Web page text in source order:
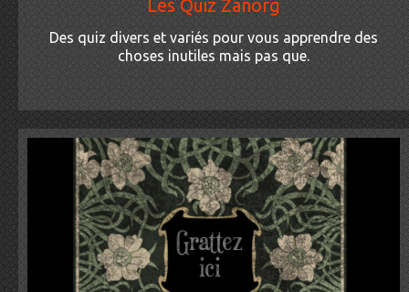
Les Quiz Zanorg
Des quiz divers et variés pour vous apprendre des
choses inutiles mais pas que.